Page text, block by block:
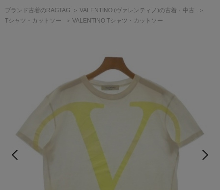
ト
ブランド古着のRAGTAG VALENTINO (ヴァレンティノ)の古着・中古
Tシャツ・カットソー
VALENTINO Tシャツ・カットソー